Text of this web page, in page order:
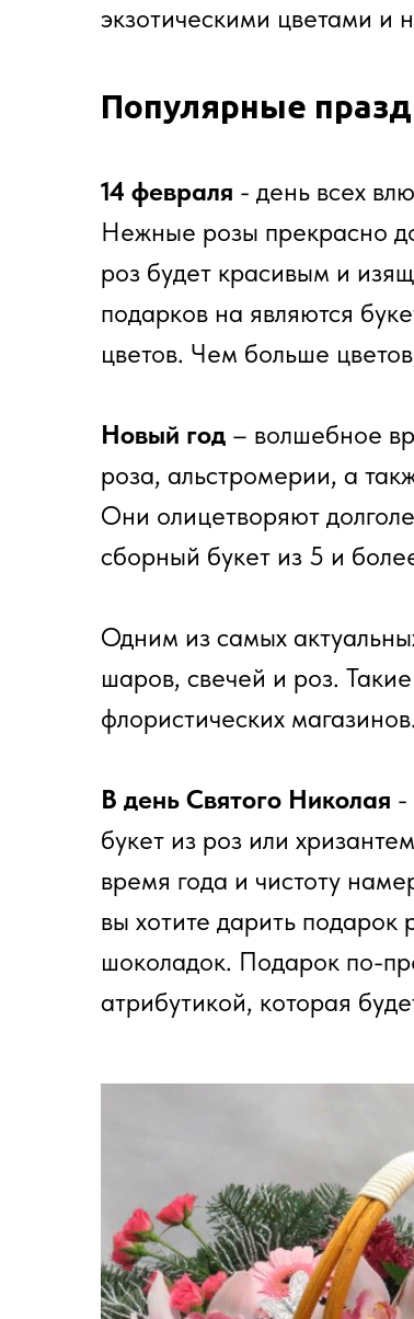
экзотическими цветами и
Популярные
14 февраля - день всех
Нежные розы прекрасно
роз будет красивым и
подарков на являются
цветов. Чем больше
Новый год – волшебное
роза, альстромерии, а
Они олицетворяют
сборный букет из 5 и
Одним из самых
шаров, свечей и роз.
флористических магазинов.
В день Святого Николая -
букет из роз или
время года и чистоту
вы хотите дарить
шоколадок. Подарок по-
атрибутикой, которая